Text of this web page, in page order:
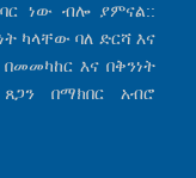
ነው ብሎ ያምናል::
ካላቸው ባለ ድርሻ እና
በመመካከር እና በቅንነት
በማክበር አብሮ